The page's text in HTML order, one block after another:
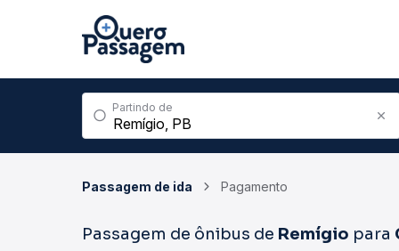
Partindo de
Passagem de ida Pagamento
Passagem de ônibus de Remígio para